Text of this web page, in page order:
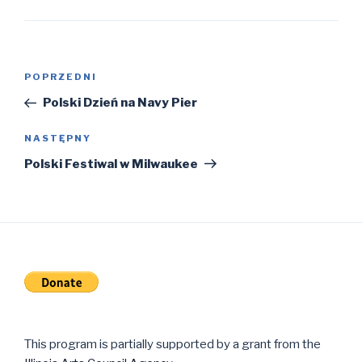
Nawigacja
Poprzedni
wpis
POPRZEDNI
Polski Dzień na Navy Pier
Następny
wpis
NASTĘPNY
Polski Festiwal w Milwaukee
This program is partially supported by a grant from the